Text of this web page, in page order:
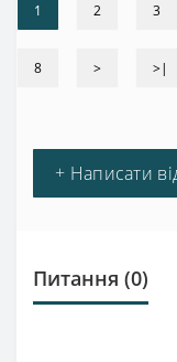
1 2 3
8 > >|
+ Написати
Питання (0)